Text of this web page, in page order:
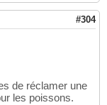
#304
de réclamer une
les poissons.